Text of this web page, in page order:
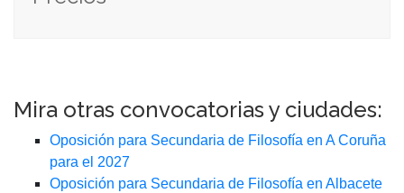
Mira otras convocatorias y ciudades:
Oposición para Secundaria de Filosofía en A Coruña
para el 2027
Oposición para Secundaria de Filosofía en Albacete